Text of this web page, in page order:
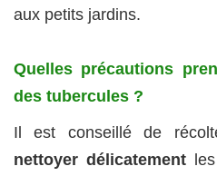
aux petits jardins.
Quelles précautions
des tubercules ?
Il est conseillé de
nettoyer délicatement